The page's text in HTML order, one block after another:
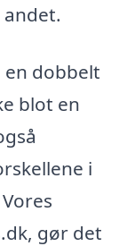
dobbelt
blot en
i
gør det